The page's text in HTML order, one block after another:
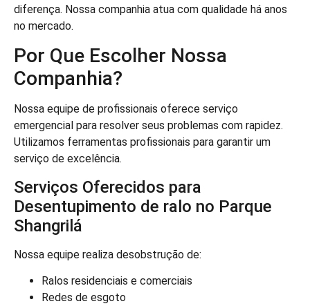
diferença. Nossa companhia atua com qualidade há anos
no mercado.
Por Que Escolher Nossa
Companhia?
Nossa equipe de profissionais oferece serviço
emergencial para resolver seus problemas com rapidez.
Utilizamos ferramentas profissionais para garantir um
serviço de excelência.
Serviços Oferecidos para
Desentupimento de ralo no Parque
Shangrilá
Nossa equipe realiza desobstrução de:
Ralos residenciais e comerciais
Redes de esgoto